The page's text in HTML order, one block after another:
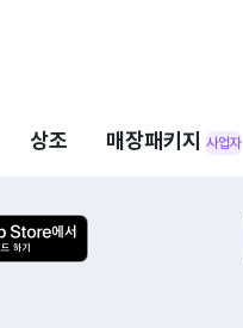
상조 매장패키지 사업자